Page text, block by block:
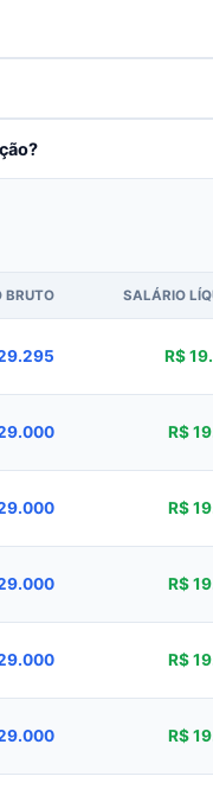
BRUTO SALÁRIO
R$
R$
R$
R$
R$
R$